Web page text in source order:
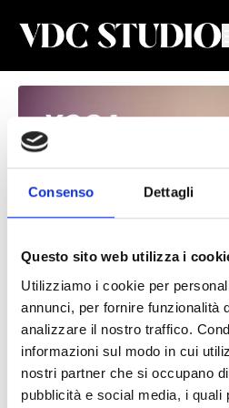
Consenso Dettagli
Questo sito web utilizza i
Utilizziamo i cookie per
annunci, per fornire funzionalità
analizzare il nostro traffico.
informazioni sul modo in cui
nostri partner che si occupano
pubblicità e social media, i quali
Meditazione
Giulia Scaccia
Lezione di Meditazione con Giulia